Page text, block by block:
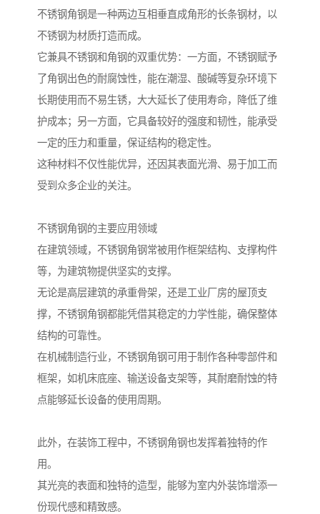
不锈钢角钢是一种两边互相垂直成角形的长条钢材，以
不锈钢为材质打造而成。
它兼具不锈钢和角钢的双重优势：一方面，不锈钢赋予
了角钢出色的耐腐蚀性，能在潮湿、酸碱等复杂环境下
长期使用而不易生锈，大大延长了使用寿命，降低了维
护成本；另一方面，它具备较好的强度和韧性，能承受
一定的压力和重量，保证结构的稳定性。
这种材料不仅性能优异，还因其表面光滑、易于加工而
受到众多企业的关注。
不锈钢角钢的主要应用领域
在建筑领域，不锈钢角钢常被用作框架结构、支撑构件
等，为建筑物提供坚实的支撑。
无论是高层建筑的承重骨架，还是工业厂房的屋顶支
撑，不锈钢角钢都能凭借其稳定的力学性能，确保整体
结构的可靠性。
在机械制造行业，不锈钢角钢可用于制作各种零部件和
框架，如机床底座、输送设备支架等，其耐磨耐蚀的特
点能够延长设备的使用周期。
此外，在装饰工程中，不锈钢角钢也发挥着独特的作
用。
其光亮的表面和独特的造型，能够为室内外装饰增添一
份现代感和精致感。